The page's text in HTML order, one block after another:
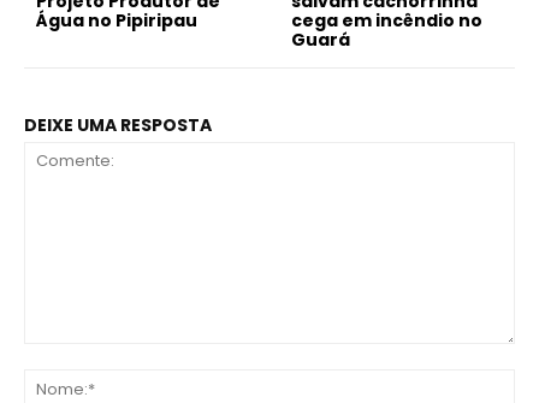
Água no Pipiripau
cega em incêndio no
Guará
DEIXE UMA RESPOSTA